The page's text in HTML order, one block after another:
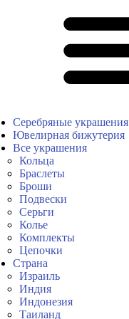
Серебряные украшения
Ювелирная бижутерия
Все украшения
Кольца
Браслеты
Броши
Подвески
Серьги
Колье
Комплекты
Цепочки
Страна
Израиль
Индия
Индонезия
Таиланд